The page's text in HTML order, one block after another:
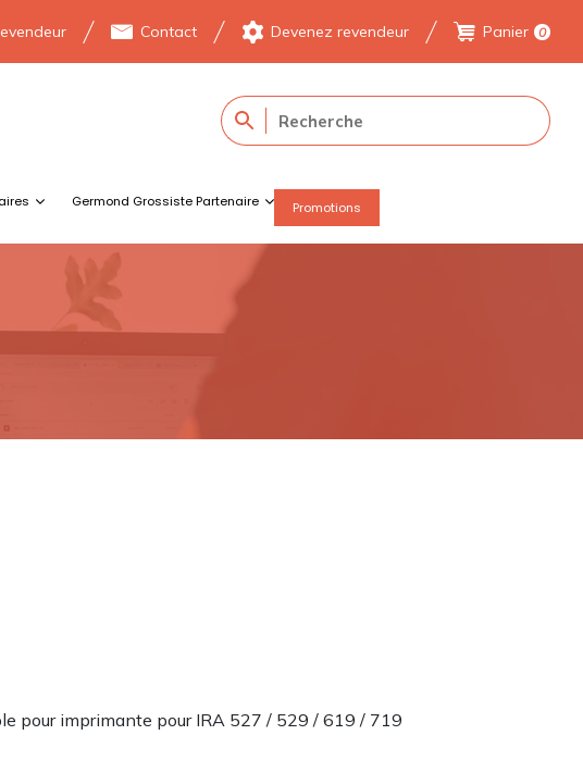
Contact Devenez revendeur Panier 0
Germond Grossiste Partenaire Promotions
pour imprimante pour IRA 527 / 529 / 619 / 719